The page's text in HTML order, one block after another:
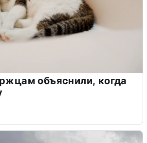
объяснили, когда